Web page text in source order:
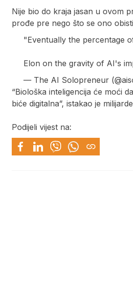
Nije bio do kraja jasan u ovom
prođe pre nego što se ono
"Eventually the percentage
Elon on the gravity of AI's
— The AI Solopreneur
“Biološka inteligencija će moći
biće digitalna”, istakao je
Podijeli vijest na: